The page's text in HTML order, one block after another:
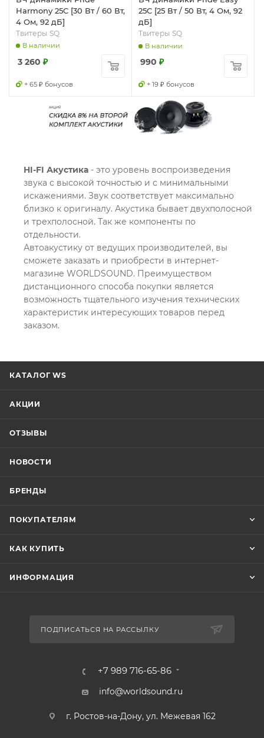
Harmony 25C [30 Вт / 60 Вт,
4 Ом, 92 дБ]
Твитеры SQ
В наличии
3 260 ₽
+ 65 ₽ бонусов
25C [25 Вт / 50 Вт, 4 Ом, 92
дБ]
Твитеры SQ
В наличии
990 ₽
+ 19 ₽ бонусов
HI-FI Акустика - это уровень воспроизведения
звука с высокой точностью и с минимальными
искажениями. Звук соответствует максимально
близко к оригиналу. Акустика бывает двухполосной
и трехполосной. Так же компоненты по
отдельности.
Автоакустику от ведущих производителей, вы
сможете заказать и приобрести в интернет-
магазине WORLDSOUND. Преимуществом
дистанционного способа покупки является
возможность тщательного изучения технических
характеристик интересующих товаров перед
заказом.
КАТАЛОГ WS
АКЦИИ
ОТЗЫВЫ
НОВОСТИ
БРЕНДЫ
ПОКУПАТЕЛЯМ
КАК КУПИТЬ
ИНФОРМАЦИЯ
ПОДПИСАТЬСЯ НА РАССЫЛКУ
+7 989 716-65-86
info@worldsound.ru
г. Ростов-на-Дону, ул. Межевая 162